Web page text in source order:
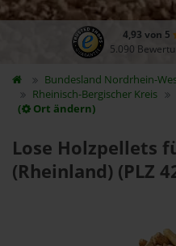
4,93 von 5
5.090
Bundesland Nordrhein-
Rheinisch-Bergischer Kreis
(
Ort ändern)
Lose Holzpellets
(Rheinland) (PLZ